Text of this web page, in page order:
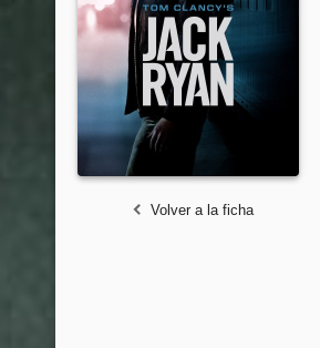
Volver a la ficha